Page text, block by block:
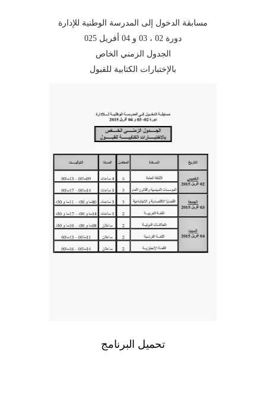
مسابقة الدخول إلى المدرسة الوطنية للإدارة
دورة 02 ، 03 و 04 أفريل 025
الجدول الزمني الخاص
بالإختبارات الكتابية للقبول
تحميل البرنامج